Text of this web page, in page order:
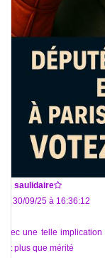
saulidaire
Le 30/09/25 à 16:36:12
Avec une telle
est plus que mérité